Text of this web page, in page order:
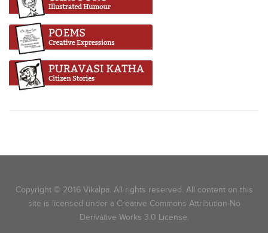
Copyright © 2016 Vikalpa. All rights reserved. All content on this
site is licensed under a Creative Commons Attribution-No
Derivative Works 3.0 License.